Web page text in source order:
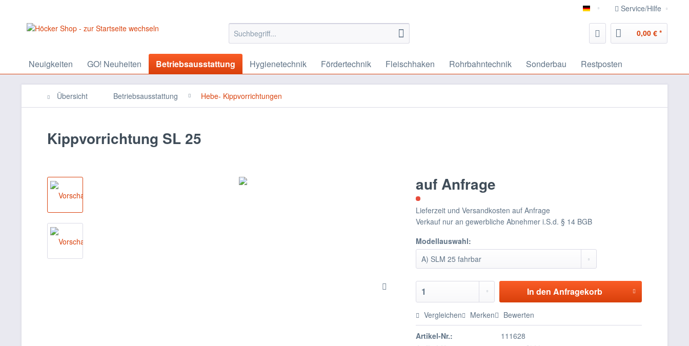
deutsch Service/Hilfe
0,00 € *
Neuigkeiten GO! Neuheiten Betriebsausstattung Hygienetechnik Fördertechnik Fleischhaken Rohrbahntechnik Sonderbau Restposten
Übersicht Betriebsausstattung Hebe- Kippvorrichtungen
Kippvorrichtung SL 25
auf Anfrage
Lieferzeit und Versandkosten auf Anfrage
Verkauf nur an gewerbliche Abnehmer i.S.d. § 14 BGB
Modellauswahl:
In den Anfragekorb
Vergleichen Merken Bewerten
Artikel-Nr.:
111628